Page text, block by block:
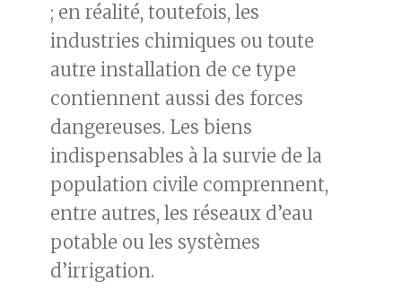
; en réalité, toutefois, les
industries chimiques ou toute
autre installation de ce type
contiennent aussi des forces
dangereuses. Les biens
indispensables à la survie de la
population civile comprennent,
entre autres, les réseaux d’eau
potable ou les systèmes
d’irrigation.